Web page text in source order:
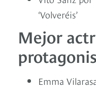
‘Volveréis’
Mejor
Emma